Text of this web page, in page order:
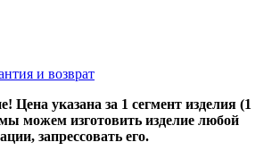
и возврат
Цена указана за 1 сегмент изделия (1
можем изготовить изделие любой
запрессовать его.